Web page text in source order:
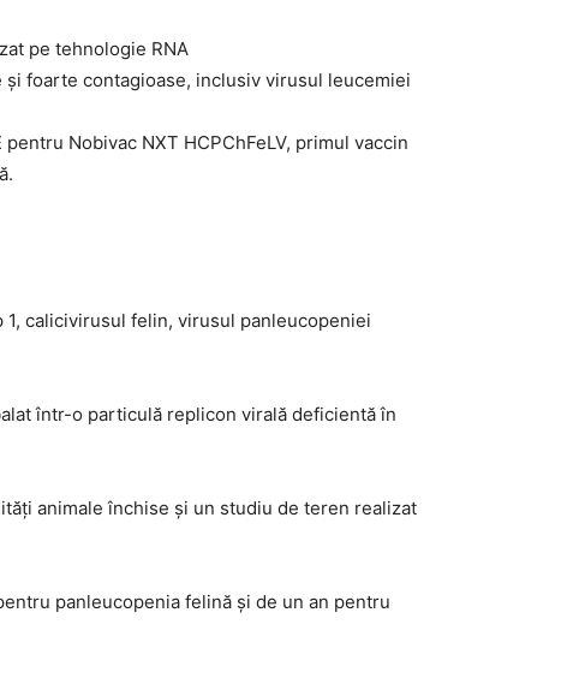
foarte contagioase, inclusiv virusul leucemiei
Nobivac NXT HCPChFeLV, primul vaccin
calicivirusul felin, virusul panleucopeniei
într-o particulă replicon virală deficientă în
animale închise și un studiu de teren realizat
panleucopenia felină și de un an pentru